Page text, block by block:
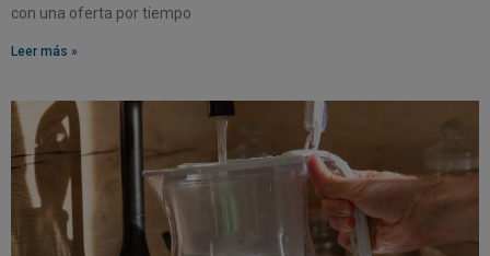
con una oferta por tiempo
Leer más »